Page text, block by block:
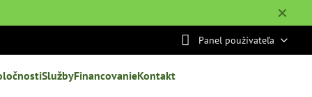
✕
Panel používateľa
SlužbyFinancovanieKontakt